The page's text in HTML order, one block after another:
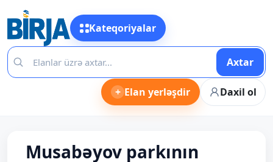
Kateqoriyalar
Axtar
+ Elan yerləşdir Daxil ol
Musabəyov parkının